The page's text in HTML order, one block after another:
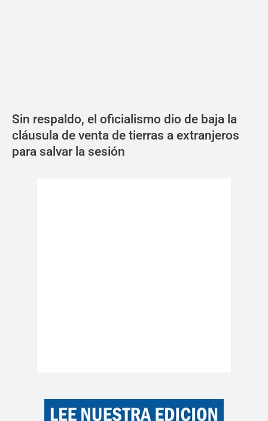
Sin respaldo, el oficialismo dio de baja la
cláusula de venta de tierras a extranjeros
para salvar la sesión